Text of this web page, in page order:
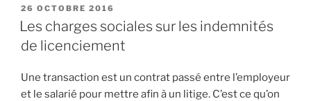
PUBLIÉ
LE
26 OCTOBRE 2016
Les charges sociales sur les indemnités
de licenciement
Une transaction est un contrat passé entre l’employeur
et le salarié pour mettre afin à un litige. C’est ce qu’on